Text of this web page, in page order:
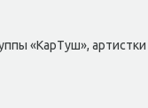
«КарТуш», артистки